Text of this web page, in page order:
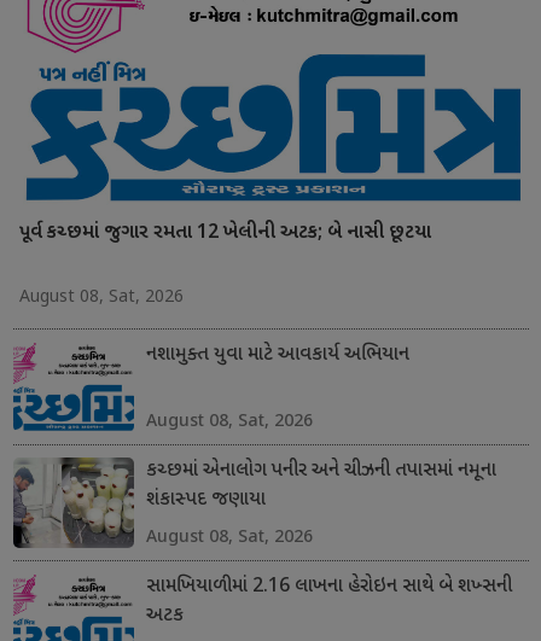
પૂર્વ કચ્છમાં જુગાર રમતા 12 ખેલીની અટક; બે નાસી છૂટયા
August 08, Sat, 2026
નશામુક્ત યુવા માટે આવકાર્ય અભિયાન
August 08, Sat, 2026
કચ્છમાં એનાલોગ પનીર અને ચીઝની તપાસમાં નમૂના
શંકાસ્પદ જણાયા
August 08, Sat, 2026
સામખિયાળીમાં 2.16 લાખના હેરોઇન સાથે બે શખ્સની
અટક